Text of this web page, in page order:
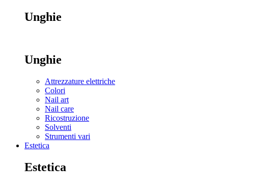
Unghie
Unghie
Attrezzature elettriche
Colori
Nail art
Nail care
Ricostruzione
Solventi
Strumenti vari
Estetica
Estetica